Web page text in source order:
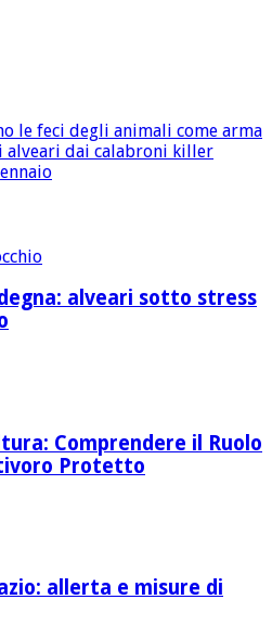
le feci degli animali come arma
alveari dai calabroni killer
alveari sotto stress
Comprendere il Ruolo
Protetto
allerta e misure di